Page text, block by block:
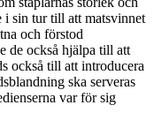
i sin tur till att matsvinnet
och förstod
de också hjälpa till att
också till att introducera
ska serveras
var för sig